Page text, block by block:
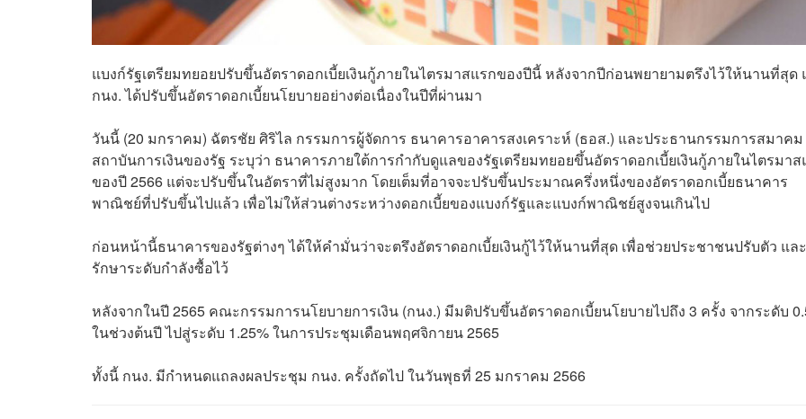
แบงก์รัฐเตรียมทยอยปรับขึ้นอัตราดอกเบี้ยเงินกู้ภายในไตรมาสแรกของปีนี้ หลังจากปีก่อนพยายามตรึงไว้ให้นานที่สุด
กนง. ได้ปรับขึ้นอัตราดอกเบี้ยนโยบายอย่างต่อเนื่องในปีที่ผ่านมา
วันนี้ (20 มกราคม) ฉัตรชัย ศิริไล กรรมการผู้จัดการ ธนาคารอาคารสงเคราะห์ (ธอส.) และประธานกรรมการสมาคม
สถาบันการเงินของรัฐ ระบุว่า ธนาคารภายใต้การกำกับดูแลของรัฐเตรียมทยอยขึ้นอัตราดอกเบี้ยเงินกู้ภายในไตรมา
ของปี 2566 แต่จะปรับขึ้นในอัตราที่ไม่สูงมาก โดยเต็มที่อาจจะปรับขึ้นประมาณครึ่งหนึ่งของอัตราดอกเบี้ยธนาคาร
พาณิชย์ที่ปรับขึ้นไปแล้ว เพื่อไม่ให้ส่วนต่างระหว่างดอกเบี้ยของแบงก์รัฐและแบงก์พาณิชย์สูงจนเกินไป
ก่อนหน้านี้ธนาคารของรัฐต่างๆ ได้ให้คำมั่นว่าจะตรึงอัตราดอกเบี้ยเงินกู้ไว้ให้นานที่สุด เพื่อช่วยประชาชนปรับตัว และ
รักษาระดับกำลังซื้อไว้
หลังจากในปี 2565 คณะกรรมการนโยบายการเงิน (กนง.) มีมติปรับขึ้นอัตราดอกเบี้ยนโยบายไปถึง 3 ครั้ง จากระดับ
ในช่วงต้นปี ไปสู่ระดับ 1.25% ในการประชุมเดือนพฤศจิกายน 2565
ทั้งนี้ กนง. มีกำหนดแถลงผลประชุม กนง. ครั้งถัดไป ในวันพุธที่ 25 มกราคม 2566